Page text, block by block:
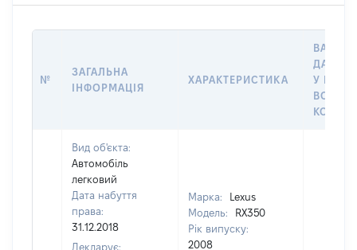
№
ЗАГАЛЬНА
ІНФОРМАЦІЯ
ХАРАКТЕРИСТИКА
ДАТУ
У
Вид об'єкта:
Автомобіль
легковий
Дата набуття
права:
31.12.2018
Декларує:
Марка:
Lexus
Модель:
RX350
Рік випуску:
2008